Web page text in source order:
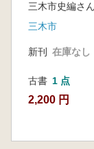
三木市
新刊 在庫なし
古書 1 点
2,200 円